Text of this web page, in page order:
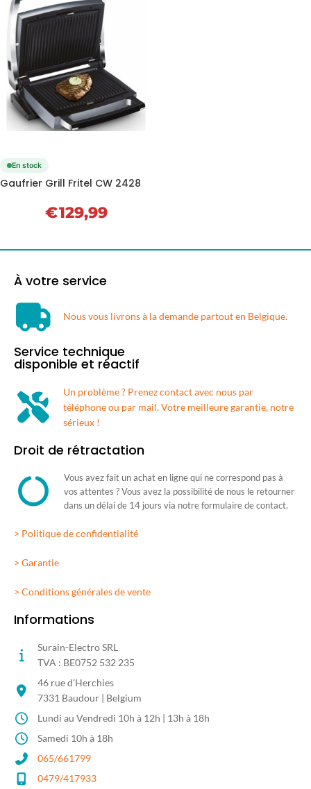
En stock
Gaufrier Grill Fritel CW 2428
€129,99
À votre service
Nous vous livrons à la demande partout en Belgique.​
Service technique
disponible et réactif
Un problème ? Prenez contact avec nous par
téléphone ou par mail. Votre meilleure garantie, notre
sérieux !
Droit de rétractation
Vous avez fait un achat en ligne qui ne correspond pas à
vos attentes ? Vous avez la possibilité de nous le retourner
dans un délai de 14 jours via notre formulaire de contact.
> Politique de confidentialité
> Garantie
> Conditions générales de vente
Informations
Surain-Electro SRL
TVA : BE0752 532 235
46 rue d'Herchies
7331 Baudour | Belgium
Lundi au Vendredi 10h à 12h | 13h à 18h
Samedi 10h à 18h
065/661799
0479/417933